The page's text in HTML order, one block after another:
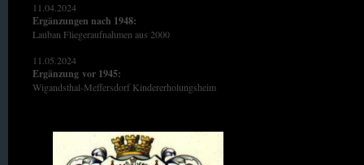
11.04.2024
Ergänzungen nach 1948:
Lauban Fliegeraufnahmen aus 2000
11.05.2024
Ergänzung vor 1945:
Wigandsthal-Meffersdorf Kindererholungsheim